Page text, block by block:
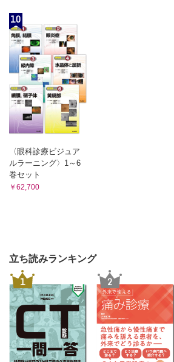
10
〈眼科診療ビジュア
ルラーニング〉1～6
巻セット
￥62,700
立ち読みランキング
1 2